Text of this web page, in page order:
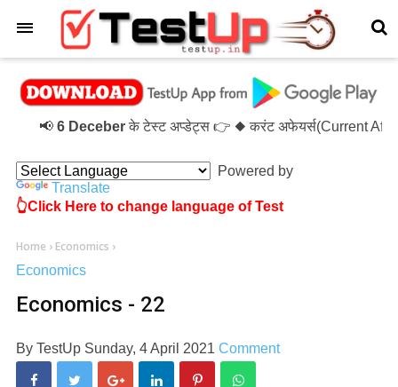
6 Deceberके टेस्ट अप्डेट्स 👉 ◆ करंट अफेयर्स(Current
Powered by
Translate
👆Click Here to change language of Test
Home › Economics ›
Economics
Economics - 22
By TestUp Sunday, 4 April 2021 Comment